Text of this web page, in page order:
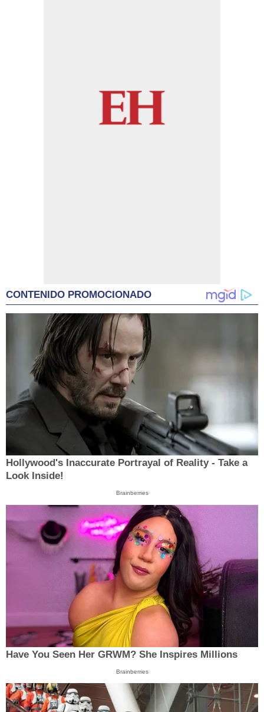
CONTENIDO PROMOCIONADO
Hollywood's Inaccurate Portrayal of Reality - Take a
Look Inside!
Brainberries
Have You Seen Her GRWM? She Inspires Millions
Brainberries